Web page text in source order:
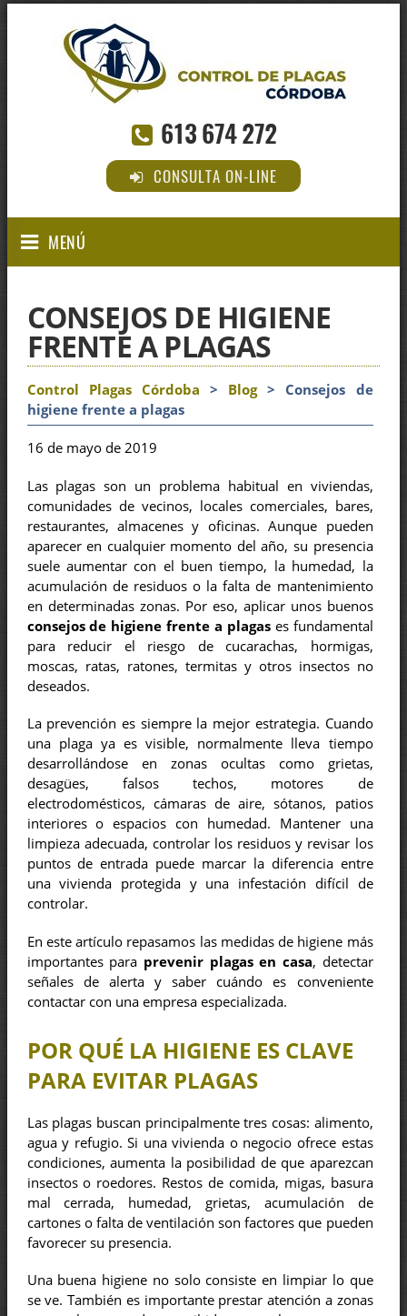
613 674 272
CONSULTA ON-LINE
MENÚ
CONSEJOS DE HIGIENE
FRENTE A PLAGAS
Control Plagas Córdoba > Blog> Consejos de
higiene frente a plagas
16 de mayo de 2019
Las plagas son un problema habitual en viviendas,
comunidades de vecinos, locales comerciales, bares,
restaurantes, almacenes y oficinas. Aunque pueden
aparecer en cualquier momento del año, su presencia
suele aumentar con el buen tiempo, la humedad, la
acumulación de residuos o la falta de mantenimiento
en determinadas zonas. Por eso, aplicar unos buenos
consejos de higiene frente a plagases fundamental
para reducir el riesgo de cucarachas, hormigas,
moscas, ratas, ratones, termitas y otros insectos no
deseados.
La prevención es siempre la mejor estrategia. Cuando
una plaga ya es visible, normalmente lleva tiempo
desarrollándose en zonas ocultas como grietas,
desagües, falsos techos, motores de
electrodomésticos, cámaras de aire, sótanos, patios
interiores o espacios con humedad. Mantener una
limpieza adecuada, controlar los residuos y revisar los
puntos de entrada puede marcar la diferencia entre
una vivienda protegida y una infestación difícil de
controlar.
En este artículo repasamos las medidas de higiene más
importantes para prevenir plagas en casa, detectar
señales de alerta y saber cuándo es conveniente
contactar con una empresa especializada.
POR QUÉ LA HIGIENE ES CLAVE
PARA EVITAR PLAGAS
Las plagas buscan principalmente tres cosas: alimento,
agua y refugio. Si una vivienda o negocio ofrece estas
condiciones, aumenta la posibilidad de que aparezcan
insectos o roedores. Restos de comida, migas, basura
mal cerrada, humedad, grietas, acumulación de
cartones o falta de ventilación son factores que pueden
favorecer su presencia.
Una buena higiene no solo consiste en limpiar lo que
se ve. También es importante prestar atención a zonas